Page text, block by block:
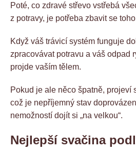
Poté, co zdravé střevo vstřebá
z potravy, je potřeba zbavit se
Když váš trávicí systém funguje
zpracovávat potravu a váš odpad
projde vaším tělem.
Pokud je ale něco špatně, projeví
což je nepříjemný stav
nemožností dojít si „na velkou“.
Nejlepší svačina